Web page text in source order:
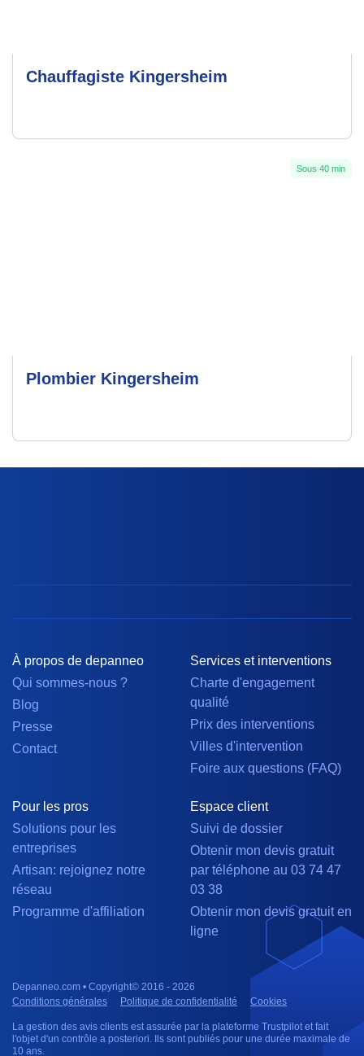
Chauffagiste Kingersheim
Sous 40 min
Plombier Kingersheim
À propos de depanneo
Qui sommes-nous ?
Blog
Presse
Contact
Services et interventions
Charte d'engagement
qualité
Prix des interventions
Villes d'intervention
Foire aux questions (FAQ)
Pour les pros
Solutions pour les
entreprises
Artisan: rejoignez notre
réseau
Programme d'affiliation
Espace client
Suivi de dossier
Obtenir mon devis gratuit
par téléphone au 03 74 47
03 38
Obtenir mon devis gratuit en
ligne
Depanneo.com • Copyright© 2016 - 2026
Conditions générales
Politique de confidentialité Cookies
La gestion des avis clients est assurée par la plateforme Trustpilot et fait
l'objet d'un contrôle a posteriori. Ils sont publiés pour une durée maximale de
10 ans.